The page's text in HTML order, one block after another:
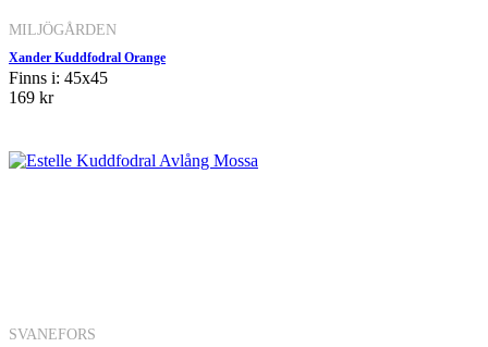
MILJÖGÅRDEN
Xander Kuddfodral Orange
Finns i: 45x45
169 kr
SVANEFORS